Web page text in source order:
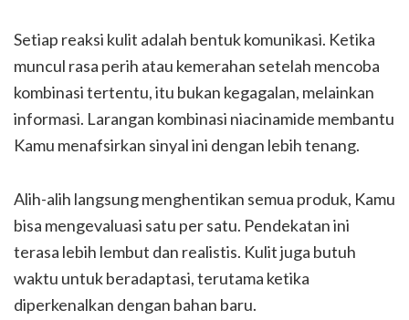
Setiap reaksi kulit adalah bentuk komunikasi. Ketika
muncul rasa perih atau kemerahan setelah mencoba
kombinasi tertentu, itu bukan kegagalan, melainkan
informasi. Larangan kombinasi niacinamide membantu
Kamu menafsirkan sinyal ini dengan lebih tenang.
Alih-alih langsung menghentikan semua produk, Kamu
bisa mengevaluasi satu per satu. Pendekatan ini
terasa lebih lembut dan realistis. Kulit juga butuh
waktu untuk beradaptasi, terutama ketika
diperkenalkan dengan bahan baru.